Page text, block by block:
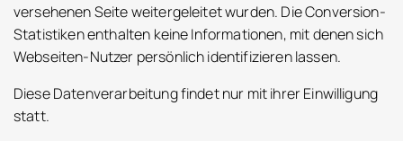
versehenen Seite weitergeleitet wurden. Die Conversion-
Statistiken enthalten keine Informationen, mit denen sich
Webseiten-Nutzer persönlich identifizieren lassen.
Diese Datenverarbeitung findet nur mit ihrer Einwilligung
statt.